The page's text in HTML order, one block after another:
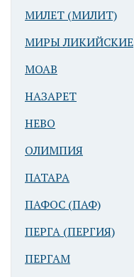
МИЛЕТ (МИЛИТ)
МИРЫ ЛИКИЙСКИЕ
МОАВ
НАЗАРЕТ
НЕВО
ОЛИМПИЯ
ПАТАРА
ПАФОС (ПАФ)
ПЕРГА (ПЕРГИЯ)
ПЕРГАМ